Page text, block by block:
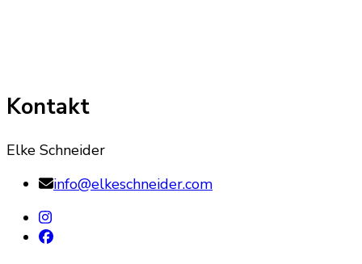
Kontakt
Elke Schneider
info@elkeschneider.com